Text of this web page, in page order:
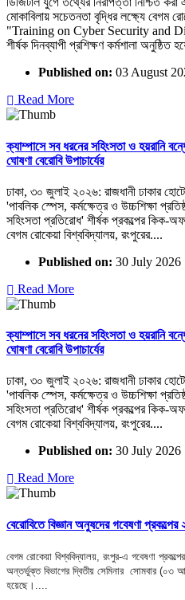
মোকাবিলায় সচেতনতা বৃদ্ধির লক্ষ্যে বেগম
"Training on Cyber Security and
শীর্ষক দিনব্যাপী প্রশিক্ষণ কর্মশালা অনুষ্ঠিত
Published on: 03 August
Read More
ক্যাম্পাসে সব ধরনের সহিংসতা ও হয়রানি
ঘোষণা বেরোবি উপাচার্যের
ঢাকা, ৩০ জুলাই ২০২৬: রাজধানী ঢাকার
'পাবলিক স্পেস, কর্মক্ষেত্র ও উচ্চশিক্ষা
সহিংসতা প্রতিরোধ' শীর্ষক প্রকল্পের কিক-
বেগম রোকেয়া বিশ্ববিদ্যালয়, রংপুরের....
Published on: 30 July 2026
Read More
ক্যাম্পাসে সব ধরনের সহিংসতা ও হয়রানি
ঘোষণা বেরোবি উপাচার্যের
ঢাকা, ৩০ জুলাই ২০২৬: রাজধানী ঢাকার
'পাবলিক স্পেস, কর্মক্ষেত্র ও উচ্চশিক্ষা
সহিংসতা প্রতিরোধ' শীর্ষক প্রকল্পের কিক-
বেগম রোকেয়া বিশ্ববিদ্যালয়, রংপুরের....
Published on: 30 July 2026
Read More
বেরোবিতে বিজ্ঞান অনুষদের গবেষণা প্রকল্পের
বেগম রোকেয়া বিশ্ববিদ্যালয়, রংপুর-এ গবেষণা
অন্তর্ভুক্ত বিভাগের দ্বিতীয় সেমিনার সোমবার (০৩
হয়েছে।....